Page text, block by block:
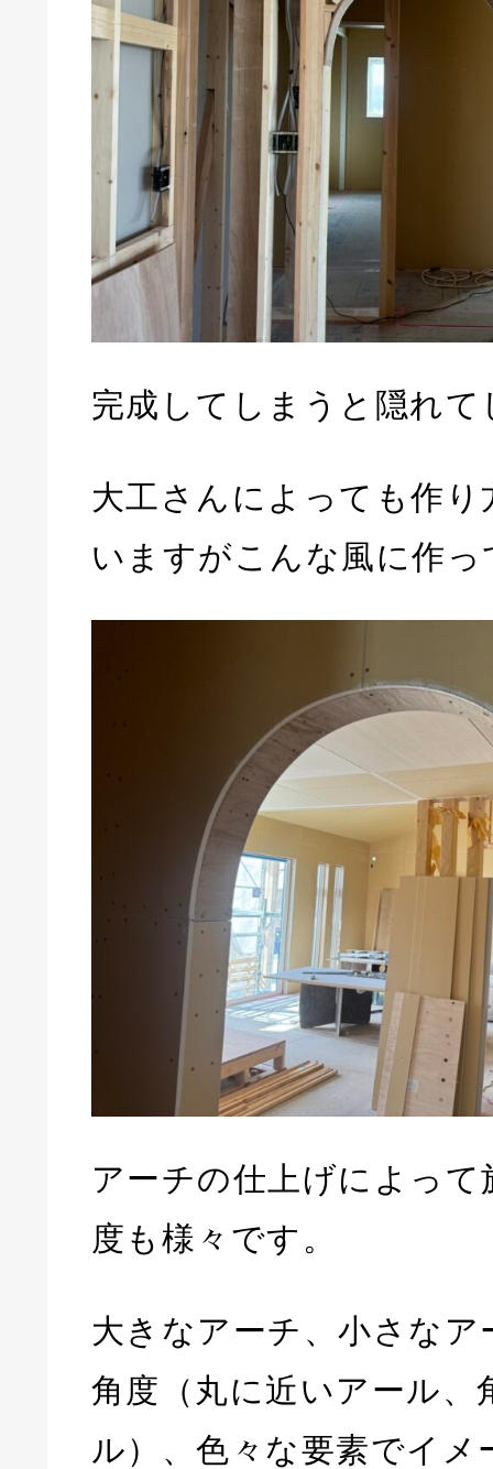
完成してしまうと隠れて
大工さんによっても作り
いますがこんな風に作
アーチの仕上げによって
度も様々です。
大きなアーチ、小さなア
角度（丸に近いアール、
ル）、色々な要素でイメ